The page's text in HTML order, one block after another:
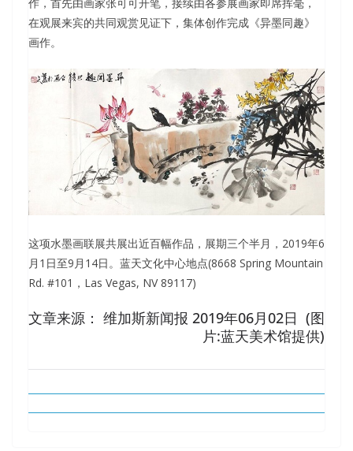
在观展来宾的共同观赏见证下，集体创作完成《异墨同趣》
画作。
这项水墨画联展共展出近百幅作品，展期三个半月，2019年6
月1日至9月14日。蓝天文化中心地点(8668 Spring Mountain
Rd. #101，Las Vegas, NV 89117)
文章来源： 维加斯新闻报 2019年06月02日 (图
片:蓝天美术馆提供)